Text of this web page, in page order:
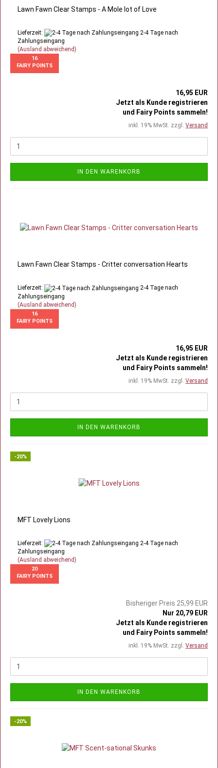
Lawn Fawn Clear Stamps - A Mole lot of Love
Lieferzeit:
2-4 Tage nach
Zahlungseingang
(Ausland abweichend)
16
FAIRY POINTS
16,95 EUR
Jetzt als Kunde registrieren
und Fairy Points sammeln!
inkl. 19% MwSt. zzgl. Versand
IN DEN WARENKORB
Lawn Fawn Clear Stamps - Critter conversation Hearts
Lieferzeit:
2-4 Tage nach
Zahlungseingang
(Ausland abweichend)
16
FAIRY POINTS
16,95 EUR
Jetzt als Kunde registrieren
und Fairy Points sammeln!
inkl. 19% MwSt. zzgl. Versand
IN DEN WARENKORB
-20%
MFT Lovely Lions
Lieferzeit:
2-4 Tage nach
Zahlungseingang
(Ausland abweichend)
20
FAIRY POINTS
Bisheriger Preis 25,99 EUR
Nur 20,79 EUR
Jetzt als Kunde registrieren
und Fairy Points sammeln!
inkl. 19% MwSt. zzgl. Versand
IN DEN WARENKORB
-20%